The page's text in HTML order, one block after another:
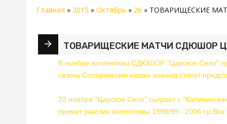
Главная » 2015 » Октябрь » 26 » ТОВАРИЩЕСКИЕ
ТОВАРИЩЕСКИЕ МАТЧИ СДЮШОР
В ноябре коллективы СДЮШОР "Царское Село"
сезону.Соперниками наших команд станут
22 ноября "Царское Село" сыграет с
примут участие коллективы 1998/99 - 2006